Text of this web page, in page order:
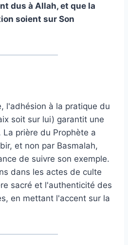
dus à Allah, et que la
soient sur Son
l'adhésion à la pratique du
soit sur lui) garantit une
prière du Prophète a
et non par Basmalah,
de suivre son exemple.
dans les actes de culte
sacré et l'authenticité des
en mettant l'accent sur la